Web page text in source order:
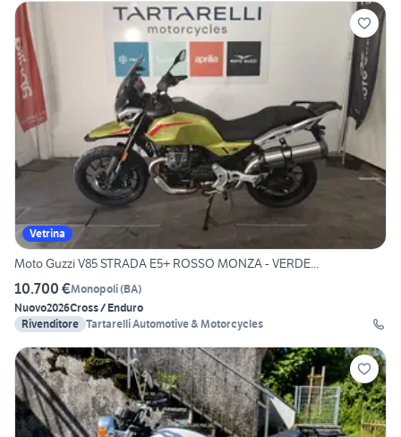
Vetrina
Moto Guzzi V85 STRADA E5+ ROSSO MONZA - VERDE...
10.700 €Monopoli(BA)
Nuovo2026Cross / Enduro
Rivenditore Tartarelli Automotive & Motorcycles